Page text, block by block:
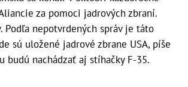
za pomoci jadrových zbraní.
nepotvrdených správ je táto
sú uložené jadrové zbrane USA, píše
budú nachádzať aj stíhačky F-35.